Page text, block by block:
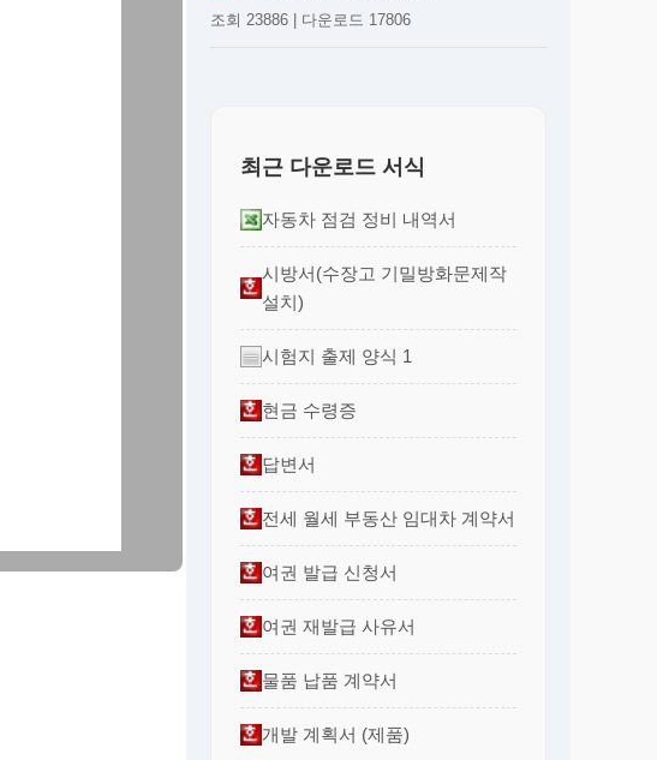
조회 23886 | 다운로드 17806
최근 다운로드 서식
자동차 점검 정비 내역서
시방서(수장고 기밀방화문제작
설치)
시험지 출제 양식 1
현금 수령증
답변서
전세 월세 부동산 임대차 계약서
여권 발급 신청서
여권 재발급 사유서
물품 납품 계약서
개발 계획서 (제품)